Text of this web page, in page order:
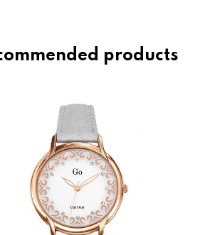
products